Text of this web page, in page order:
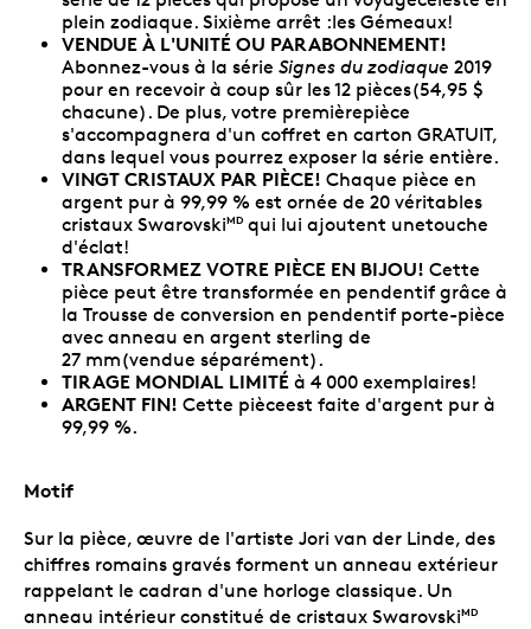
plein zodiaque. Sixième arrêt :les Gémeaux!
VENDUE À L'UNITÉ OU PARABONNEMENT!
Abonnez-vous à la série Signes du zodiaque 2019
pour en recevoir à coup sûr les 12 pièces(54,95 $
chacune). De plus, votre premièrepièce
s'accompagnera d'un coffret en carton GRATUIT,
dans lequel vous pourrez exposer la série entière.
VINGT CRISTAUX PAR PIÈCE! Chaque pièce en
argent pur à 99,99 % est ornée de 20 véritables
cristaux SwarovskiMD qui lui ajoutent unetouche
d'éclat!
TRANSFORMEZ VOTRE PIÈCE EN BIJOU! Cette
pièce peut être transformée en pendentif grâce à
la Trousse de conversion en pendentif porte-pièce
avec anneau en argent sterling de
27 mm(vendue séparément).
TIRAGE MONDIAL LIMITÉ à 4 000 exemplaires!
ARGENT FIN! Cette pièceest faite d'argent pur à
99,99 %.
Motif
Sur la pièce, œuvre de l'artiste Jori van der Linde, des
chiffres romains gravés forment un anneau extérieur
rappelant le cadran d'une horloge classique. Un
anneau intérieur constitué de cristaux SwarovskiMD